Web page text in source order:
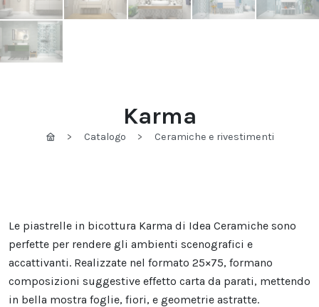
Karma
Catalogo Ceramiche e rivestimenti
Le piastrelle in bicottura Karma di Idea Ceramiche sono
perfette per rendere gli ambienti scenografici e
accattivanti. Realizzate nel formato 25×75, formano
composizioni suggestive effetto carta da parati, mettendo
in bella mostra foglie, fiori, e geometrie astratte.